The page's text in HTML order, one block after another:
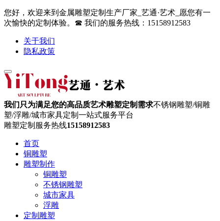
您好，欢迎来到金属雕塑定制生产厂家_艺通·艺术_愿您有一
次愉快的定制体验。☎ 我们的服务热线：15158912583
关于我们
隐私政策
我们只为满足您的高品质艺术雕塑定制需求不锈钢雕塑/铜雕
塑/浮雕/城市家具定制一站式服务平台
雕塑定制服务热线15158912583
首页
铜雕塑
雕塑制作
铜雕塑
不锈钢雕塑
城市家具
浮雕
定制雕塑